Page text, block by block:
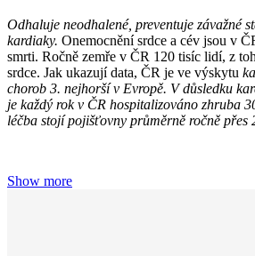
Odhaluje neodhalené, preventuje závažné
kardiaky. Onemocnění srdce a cév jsou v
smrti. Ročně zemře v ČR 120 tisíc lidí, z
srdce. Jak ukazují data, ČR je ve výskytu
chorob 3. nejhorší v Evropě. V důsledku
je každý rok v ČR hospitalizováno zhruba
léčba stojí pojišťovny průměrně ročně přes
Show more